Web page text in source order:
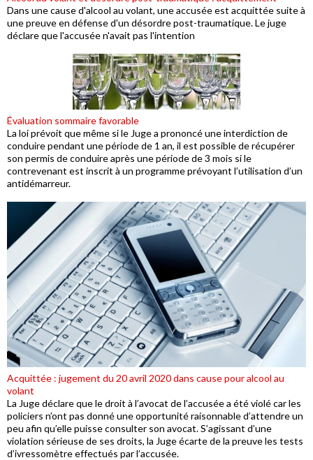
Dans une cause d'alcool au volant, une accusée est acquittée suite à
une preuve en défense d'un désordre post-traumatique. Le juge
déclare que l'accusée n'avait pas l'intention
Évaluation sommaire favorable
La loi prévoit que même si le Juge a prononcé une interdiction de
conduire pendant une période de 1 an, il est possible de récupérer
son permis de conduire après une période de 3 mois si le
contrevenant est inscrit à un programme prévoyant l’utilisation d’un
antidémarreur.
Acquittée : jugement du 20 avril 2020 dans cause pour alcool au
volant
La Juge déclare que le droit à l’avocat de l’accusée a été violé car les
policiers n’ont pas donné une opportunité raisonnable d’attendre un
peu afin qu’elle puisse consulter son avocat. S’agissant d’une
violation sérieuse de ses droits, la Juge écarte de la preuve les tests
d’ivressomètre effectués par l’accusée.